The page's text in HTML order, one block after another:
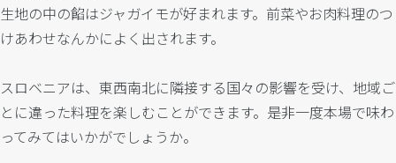
生地の中の餡はジャガイモが好まれます。 前菜やお肉料理のつ
けあわせなんかによく出されます。
スロベニアは、東西南北に隣接する国々の影響を受け、地域ご
とに違った料理を楽しむことができます。是非一度本場で味わ
ってみてはいかがでしょうか。